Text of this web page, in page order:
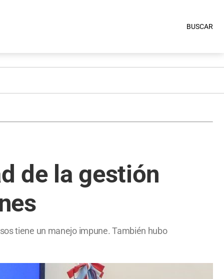
BUSCAR
de la gestión
tiene un manejo impune. También hubo